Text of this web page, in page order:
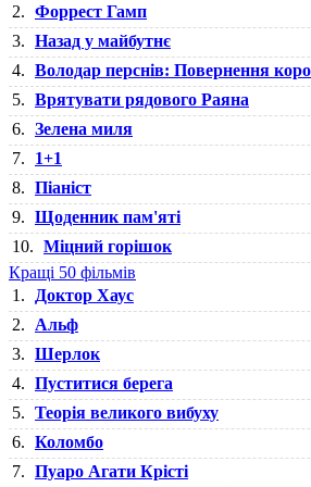
2. Форрест Гамп
3. Назад у майбутнє
4. Володар перснів: Повернення
5. Врятувати рядового Раяна
6. Зелена миля
7.
1+1
8. Піаніст
9. Щоденник пам'яті
10. Міцний горішок
Кращі 50 фільмів
1.
Доктор Хаус
2.
Альф
3. Шерлок
4. Пуститися берега
5. Теорія великого вибуху
6. Коломбо
7. Пуаро Агати Крісті